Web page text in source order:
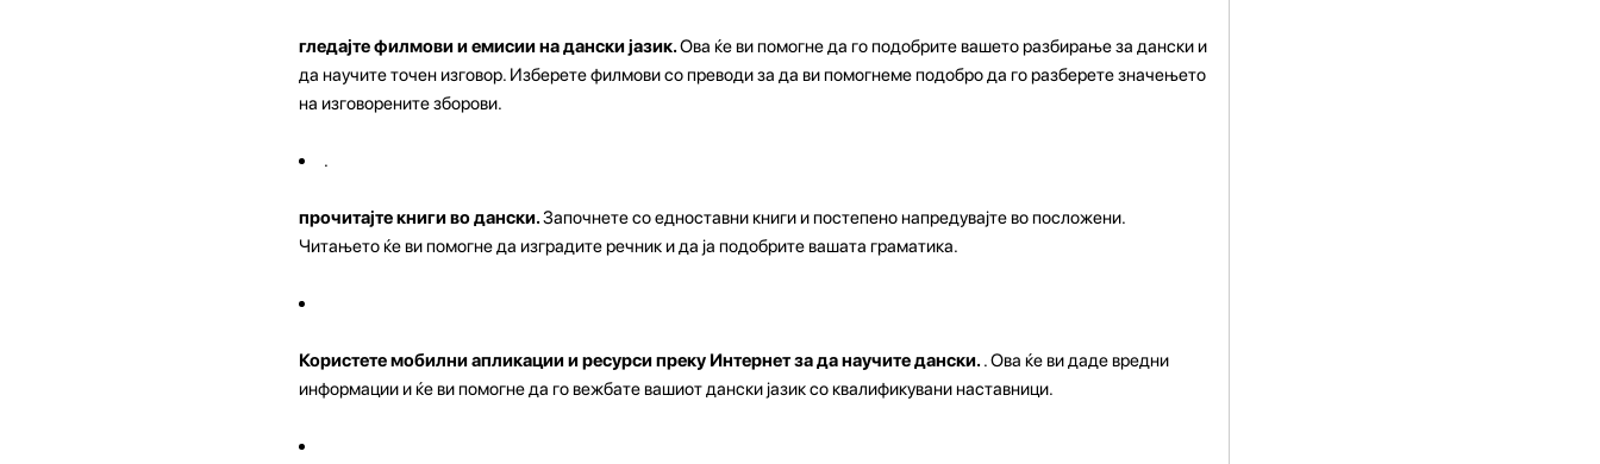
гледајте филмови и емисии на дански јазик.Ова ќе ви помогне да го подобрите вашето разбирање за дански и
да научите точен изговор. Изберете филмови со преводи за да ви помогнеме подобро да го разберете значењето
на изговорените зборови.
.
прочитајте книги во дански.Започнете со едноставни книги и постепено напредувајте во посложени.
Читањето ќе ви помогне да изградите речник и да ја подобрите вашата граматика.
Користете мобилни апликации и ресурси преку Интернет за да научите дански.. Ова ќе ви даде вредни
информации и ќе ви помогне да го вежбате вашиот дански јазик со квалификувани наставници.